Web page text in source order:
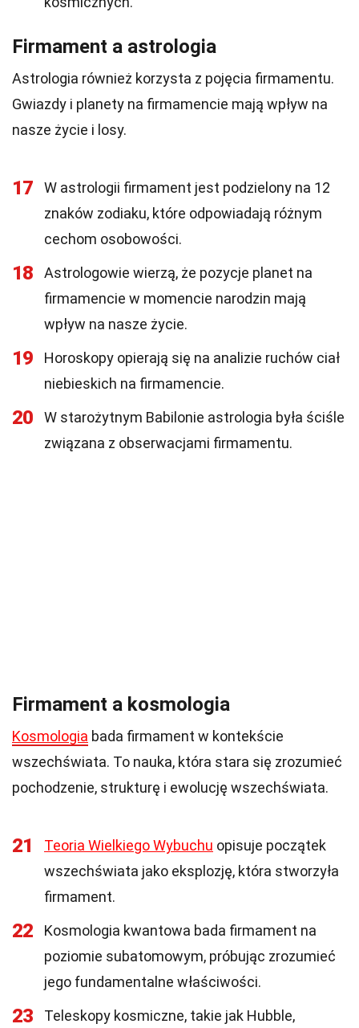
Firmament a astrologia
Astrologia również korzysta z pojęcia firmamentu.
Gwiazdy i planety na firmamencie mają wpływ na
nasze życie i losy.
17
W astrologii firmament jest podzielony na 12
znaków zodiaku, które odpowiadają różnym
cechom osobowości.
18
Astrologowie wierzą, że pozycje planet na
firmamencie w momencie narodzin mają
wpływ na nasze życie.
19
Horoskopy opierają się na analizie ruchów ciał
niebieskich na firmamencie.
20
W starożytnym Babilonie astrologia była ściśle
związana z obserwacjami firmamentu.
Firmament a kosmologia
Kosmologia bada firmament w kontekście
wszechświata. To nauka, która stara się zrozumieć
pochodzenie, strukturę i ewolucję wszechświata.
21 Teoria Wielkiego Wybuchu opisuje początek
wszechświata jako eksplozję, która stworzyła
firmament.
22
Kosmologia kwantowa bada firmament na
poziomie subatomowym, próbując zrozumieć
jego fundamentalne właściwości.
23
Teleskopy kosmiczne, takie jak Hubble,